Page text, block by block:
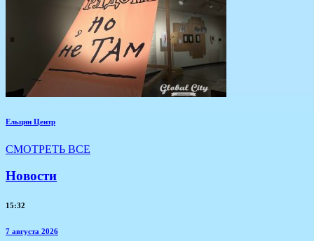
Ельцин Центр
СМОТРЕТЬ ВСЕ
Новости
15:32
7 августа 2026